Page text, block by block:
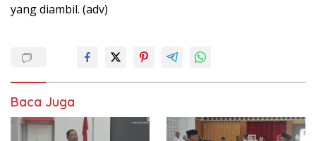
yang diambil. (adv)
Baca Juga